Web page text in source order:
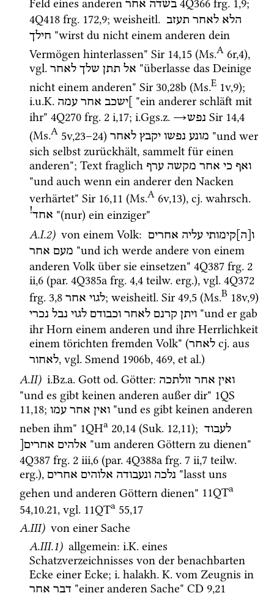
Feld eines anderen
בשדה אחר 4Q366 frg. 1,9
4Q418 frg. 172,9; weisheitl. הלא לאחר תעזב
חילך "wirst du nicht einem anderen dein
Vermögen hinterlassen" Sir 14,15 (Ms.A 6r,4)
vgl.
אל תתן שלך לאחר
"überlasse das Deinige
nicht einem anderen" Sir 30,28b (Ms.E 1v,9)
i.u.K.
]ישכב אחר עמה
"ein anderer schläft mit
ihr" 4Q270 frg. 2 i,17; i.Ggs.z. →נפש Sir 14,4
(Ms.A 5v,23–24) מונע נפשו יקבץ לאחר
"und wer
sich selbst zurückhält, sammelt für einen
anderen"; Text fraglich
ואף כי אחר מקשה ערף
"und auch wenn ein anderer den Nacken
verhärtet" Sir 16,11 (Ms.A 6v,13), cj. wahrsch.
אחד!
"(nur) ein einziger"
A.I.2) von einem Volk: ו[ה]קימותי עליה אחרים
מעם אחר
"und ich werde andere von einem
anderen Volk über sie einsetzen" 4Q387 frg. 2
ii,6 (par. 4Q385a frg. 4,4 teilw. erg.), vgl. 4Q372
frg. 3,8 לגוי אחר ; weisheitl. Sir 49,5 (Ms.B 18v,9)
ויתן קרנם לאחר וכבודם לגוי נבל נכרי
"und er gab
ihr Horn einem anderen und ihre Herrlichkeit
einem törichten fremden Volk" (לאחר cj.
לאחור, vgl. Smend 1906b, 469, et al.)
A.II) i.Bz.a. Gott od. Götter: ואין אחר זולתכה
"und es gibt keinen anderen außer dir" 1QS
11,18; ואין אחר עמו
"und es gibt keinen anderen
neben ihm" 1QHa 20,14 (Suk. 12,11); לעבוד
אלהים אחרים[
4Q387 frg. 2 iii,6 (par. 4Q388a frg. 7 ii,7 teilw.
erg.), נלכה ונעבודה אלוהים אחרים
"lasst uns
gehen und anderen Göttern dienen" 11QTa
54,10.21, vgl. 11QTa 55,17
A.III) von einer Sache
A.III.1) allgemein: i.K. eines
Schatzverzeichnisses von der benachbarten
Ecke einer Ecke; i. halakh. K.
דבר אחר "einer anderen Sache" CD 9,21